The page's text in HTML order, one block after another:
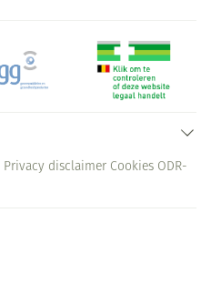
Privacy disclaimer Cookies ODR-